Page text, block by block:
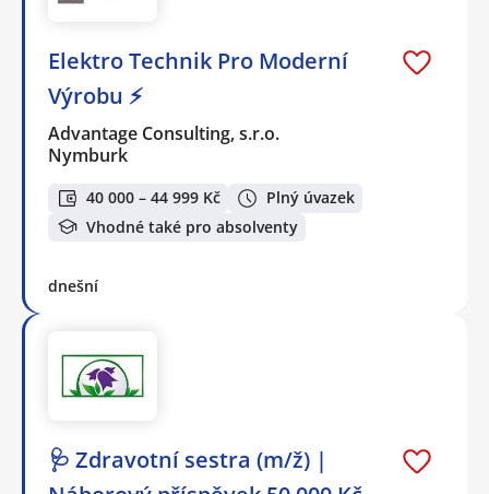
Elektro Technik Pro Moderní
Výrobu ⚡
Advantage Consulting, s.r.o.
Nymburk
40 000 – 44 999 Kč
Plný úvazek
Vhodné také pro absolventy
dnešní
🩺 Zdravotní sestra (m/ž) |